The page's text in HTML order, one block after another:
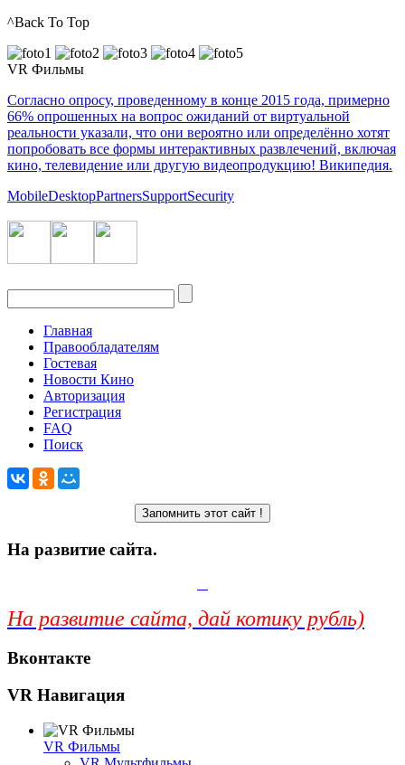
^Back To Top
VR Фильмы
Согласно опросу, проведенному в конце 2015 года, примерно
66% опрошенных на вопрос ожиданий от виртуальной
реальности указали, что они вероятно или определённо хотят
попробовать все формы интерактивных развлечений, включая
кино, телевидение или другую видеопродукцию! Википедия.
MobileDesktopPartnersSupportSecurity
Главная
Правообладателям
Гостевая
Новости Кино
Авторизация
Регистрация
FAQ
Поиск
На развитие сайта.
На развитие сайта, дай котику рубль)
Вконтакте
VR Навигация
VR Фильмы